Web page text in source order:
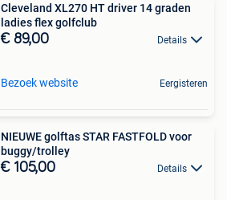
Cleveland XL270 HT driver 14 graden
ladies flex golfclub
€ 89,00 Details
Bezoek website Eergisteren
NIEUWE golftas STAR FASTFOLD voor
buggy/trolley
€ 105,00 Details